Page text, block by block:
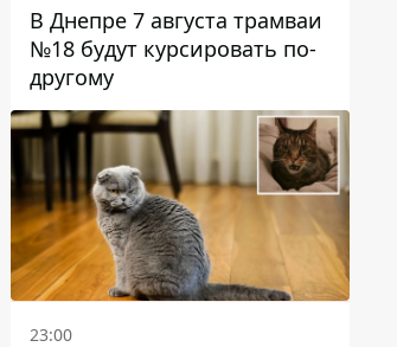
В Днепре 7 августа трамваи
№18 будут курсировать по-
другому
23:00